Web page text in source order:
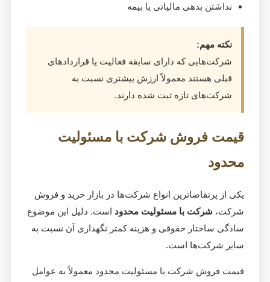
نداشتن بدهی مالیاتی یا بیمه
نکته مهم:
شرکت‌هایی که دارای سابقه فعالیت یا قراردادهای
قبلی هستند معمولاً ارزش بیشتری نسبت به
شرکت‌های تازه ثبت شده دارند.
قیمت فروش شرکت با مسئولیت
محدود
یکی از پرتقاضاترین انواع شرکت‌ها در بازار خرید و فروش
شرکت، شرکت با مسئولیت محدود است. دلیل این موضوع
سادگی ساختار حقوقی و هزینه کمتر نگهداری آن نسبت به
سایر شرکت‌ها است.
قیمت فروش شرکت با مسئولیت محدود معمولاً به عوامل